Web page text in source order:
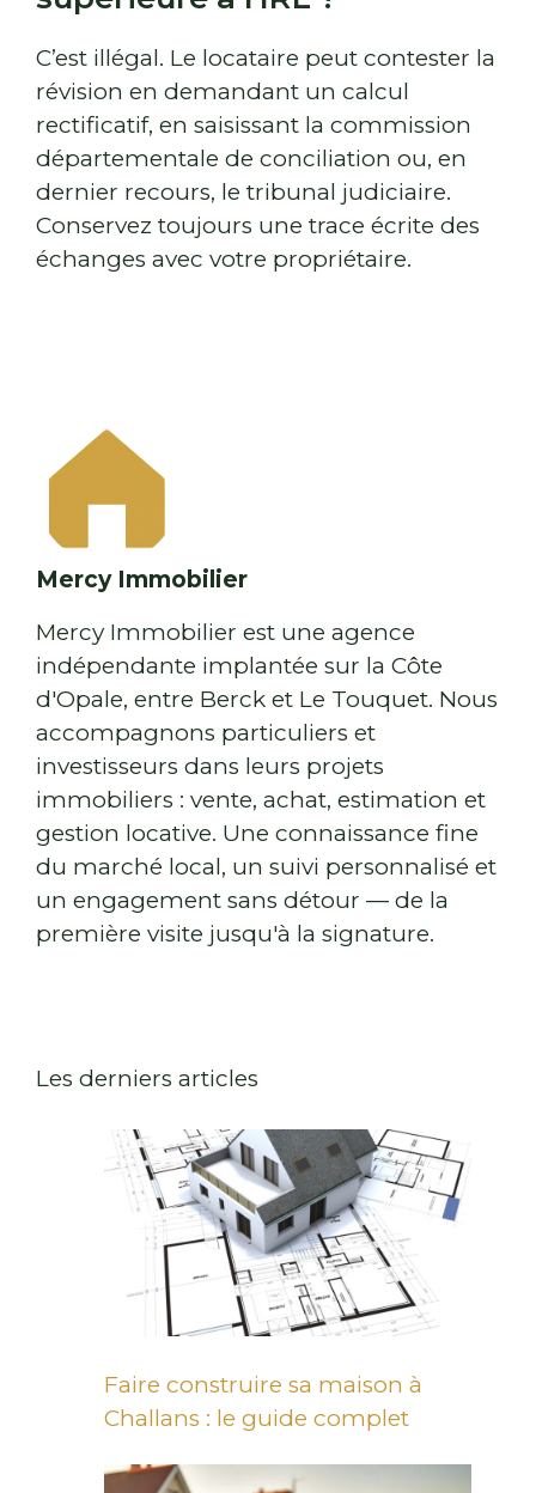
C’est illégal. Le locataire peut contester la
révision en demandant un calcul
rectificatif, en saisissant la commission
départementale de conciliation ou, en
dernier recours, le tribunal judiciaire.
Conservez toujours une trace écrite des
échanges avec votre propriétaire.
Mercy Immobilier
Mercy Immobilier est une agence
indépendante implantée sur la Côte
d'Opale, entre Berck et Le Touquet. Nous
accompagnons particuliers et
investisseurs dans leurs projets
immobiliers : vente, achat, estimation et
gestion locative. Une connaissance fine
du marché local, un suivi personnalisé et
un engagement sans détour — de la
première visite jusqu'à la signature.
Les derniers articles
Faire construire sa maison à
Challans : le guide complet